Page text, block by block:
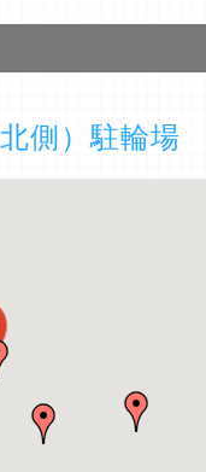
側）駐輪場